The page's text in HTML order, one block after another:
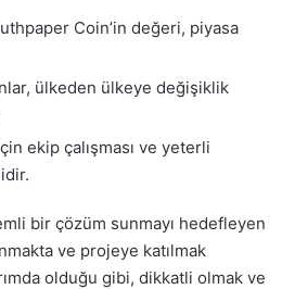
Coin’in değeri, piyasa
ülkeden ülkeye değişiklik
ekip çalışması ve yeterli
bir çözüm sunmayı hedefleyen
ve projeye katılmak
olduğu gibi, dikkatli olmak ve